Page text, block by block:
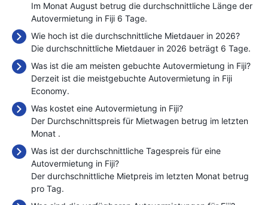
Im Monat August betrug die durchschnittliche Länge der
Autovermietung in Fiji 6 Tage.
Wie hoch ist die durchschnittliche Mietdauer in 2026?
Die durchschnittliche Mietdauer in 2026 beträgt 6 Tage.
Was ist die am meisten gebuchte Autovermietung in Fiji?
Derzeit ist die meistgebuchte Autovermietung in Fiji
Economy.
Was kostet eine Autovermietung in Fiji?
Der Durchschnittspreis für Mietwagen betrug im letzten
Monat .
Was ist der durchschnittliche Tagespreis für eine
Autovermietung in Fiji?
Der durchschnittliche Mietpreis im letzten Monat betrug
pro Tag.